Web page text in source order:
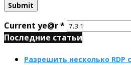
Current ye@r*
Последние статьи
Разрешить несколько RDP